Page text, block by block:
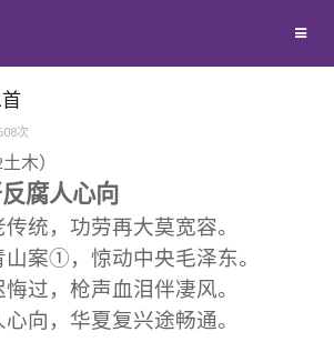
西南联大校友会
义工计划
新媒体平台
青春风采
校友文苑
校友讲坛
校友视界
次
土木）
腐人心向
统，功劳再大莫宽容。
山案①，惊动中央毛泽东。
过，枪声血泪伴凄风。
向，华夏复兴途畅通。